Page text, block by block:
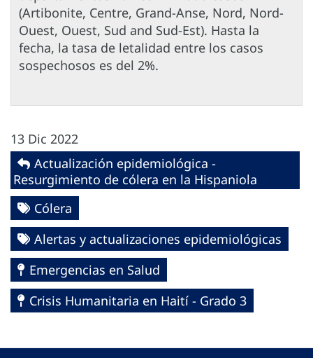
(Artibonite, Centre, Grand-Anse, Nord, Nord-
Ouest, Ouest, Sud and Sud-Est). Hasta la
fecha, la tasa de letalidad entre los casos
sospechosos es del 2%.
13 Dic 2022
Actualización epidemiológica -
Resurgimiento de cólera en la Hispaniola
Cólera
Alertas y actualizaciones epidemiológicas
Emergencias en Salud
Crisis Humanitaria en Haití - Grado 3